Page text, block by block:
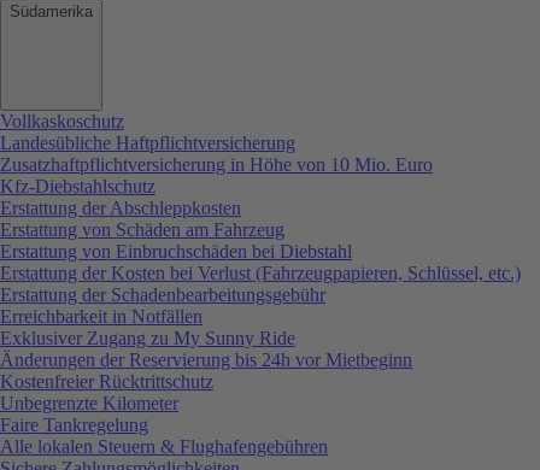
Südamerika
Vollkaskoschutz
Landesübliche Haftpflichtversicherung
Zusatzhaftpflichtversicherung in Höhe von 10 Mio. Euro
Kfz-Diebstahlschutz
Erstattung der Abschleppkosten
Erstattung von Schäden am Fahrzeug
Erstattung von Einbruchschäden bei Diebstahl
Erstattung der Kosten bei Verlust (Fahrzeugpapieren, Schlüssel, etc.)
Erstattung der Schadenbearbeitungsgebühr
Erreichbarkeit in Notfällen
Exklusiver Zugang zu My Sunny Ride
Änderungen der Reservierung bis 24h vor Mietbeginn
Kostenfreier Rücktrittschutz
Unbegrenzte Kilometer
Faire Tankregelung
Alle lokalen Steuern & Flughafengebühren